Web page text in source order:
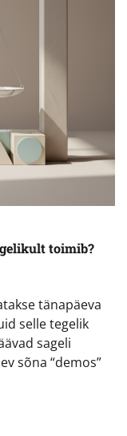
toimib?
tänapäeva
selle tegelik
sageli
sõna “demos”